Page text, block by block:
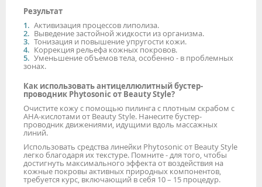
Результат
Активизация процессов липолиза.
Выведение застойной жидкости из организма.
Тонизация и повышение упругости кожи.
Коррекция рельефа кожных покровов.
Уменьшение объемов тела, особенно - в проблемных
зонах.
Как использовать антицеллюлитный бустер-
проводник Phytosonic от Beauty Style?
Очистите кожу с помощью пилинга с плотным скрабом с
АНА-кислотами от Beauty Style. Нанесите бустер-
проводник движениями, идущими вдоль массажных
линий.
Использовать средства линейки Phytosonic от Beauty Style
легко благодаря их текстуре. Помните - для того, чтобы
достигнуть максимального эффекта от воздействия на
кожные покровы активных природных компонентов,
требуется курс, включающий в себя 10 – 15 процедур.